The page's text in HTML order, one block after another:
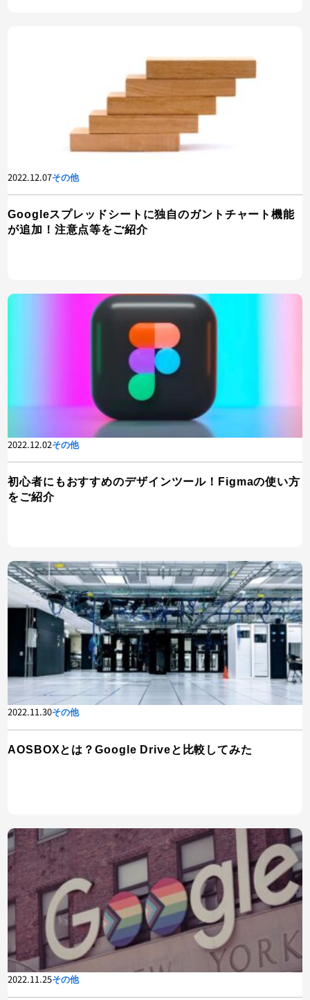
2022.12.07その他
Googleスプレッドシートに独自のガントチャート機能
が追加！注意点等をご紹介
2022.12.02その他
初心者にもおすすめのデザインツール！Figmaの使い方
をご紹介
2022.11.30その他
AOSBOXとは？Google Driveと比較してみた
2022.11.25その他